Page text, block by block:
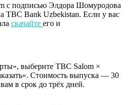
с подписью Элдора Шомуродова
TBC Bank Uzbekistan. Если у вас
скачайте его и
выберите TBC Salom ×
Стоимость выпуска — 30
в срок до трёх дней.